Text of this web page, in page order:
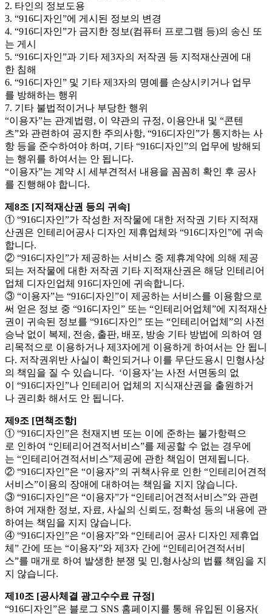
2. 타인의 정보도용
3. “916디자인”에 게시된 정보의 변경
4. “916디자인”가 금지한 정보(컴퓨터 프로그램 등)의 송신 또
는 게시
5. “916디자인”과 기타 제3자의 저작권 등 지적재산권에 대
한 침해
6. “916디자인” 및 기타 제3자의 명예를 손상시키거나 업무
를 방해하는 행위
7. 기타 불법적이거나 부당한 행위
“이용자”는 관계법령, 이 약관의 규정, 이용안내 및 “콘텐
츠”와 관련하여 공지한 주의사항, “916디자인”가 통지하는 사
항 등을 준수하여야 하며, 기타 “916디자인”의 업무에 방해되
는 행위를 하여서는 안 됩니다.
“이용자”는 계약 시 세부견적서 내용을 꼼꼼히 확인 후 공사
를 진행해야 합니다.
제8조 [지적재산권 등의 귀속]
① “916디자인”가 작성한 저작물에 대한 저작권 기타 지적재
산권은 인테리어공사 디자인 제휴업체와 “916디자인”에 귀속
합니다.
② “916디자인”가 제공하는 서비스 중 제휴계약에 의해 제공
되는 저작물에 대한 저작권 기타 지적재산권은 해당 인테리어
업체 디자인업체 916디자인에 귀속합니다.
③ “이용자”는 “916디자인”이 제공하는 서비스를 이용함으로
써 얻은 정보 중 “916디자인” 또는 “인테리어업체”에 지적재산
권이 귀속된 정보를 “916디자인” 또는 “인테리어업체”의 사전
승낙 없이 복제, 전송, 출판, 배포, 방송 기타 방법에 의하여 영
리목적으로 이용하거나 제3자에게 이용하게 하여서는 안 됩니
다. 저작권위반 사실이 확인되거나 이를 무단도용시 민형사상
의 책임을 질 수 있습니다. ‘이용자’는 사전 서면동의 없
이 “916디자인”나 인테리어 업체의 지식재산권을 출원하거
나 권리화 해서도 안 됩니다.
제9조 [면책조항]
① “916디자인”은 천재지변 또는 이에 준하는 불가항력으
로 인하여 “인테리어견적서비스”를 제공할 수 없는 경우에
는 “인테리어견적서비스”제공에 관한 책임이 면제됩니다.
② “916디자인”은 “이용자”의 귀책사유로 인한 “인테리어견적
서비스”이용의 장애에 대하여는 책임을 지지 않습니다.
③ “916디자인”은 “이용자”가 “인테리어견적서비스”와 관련
하여 게재한 정보, 자료, 사실의 신뢰도, 정확성 등의 내용에 관
하여는 책임을 지지 않습니다.
④ “916디자인”은 “이용자”와 “인테리어 공사 디자인 제휴업
체” 간에 또는 “이용자”와 제3자 간에 “인테리어견적서비
스”를 매개로 하여 발생한 분쟁 및 민,형사상의 법률 책임을 지
지 않습니다.
제10조 [공사체결 광고수수료 규정]
“916디자인”은 블로그 SNS 홈페이지를 통해 유입된 이용자(